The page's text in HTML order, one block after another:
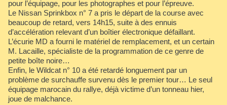
pour l’équipage, pour les photographes et pour l’épreuve.
Le Nissan Sprinkbox n° 7 a pris le départ de la course avec
beaucoup de retard, vers 14h15, suite à des ennuis
d’accélération relevant d’un boîtier électronique défaillant.
L’écurie MD a fourni le matériel de remplacement, et un certain
M. Lacaille, spécialiste de la programmation de ce genre de
petite boîte noire…
Enfin, le Wildcat n° 10 a été retardé longuement par un
problème de surchauffe survenu dès le premier tour… Le seul
équipage marocain du rallye, déjà victime d’un tonneau hier,
joue de malchance.